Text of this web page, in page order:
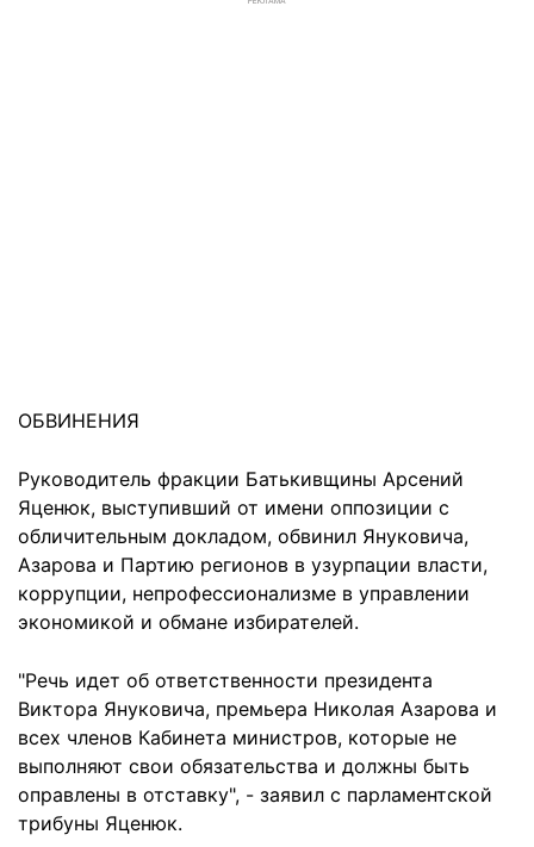
ОБВИНЕНИЯ
Руководитель фракции Батькивщины Арсений
Яценюк, выступивший от имени оппозиции с
обличительным докладом, обвинил Януковича,
Азарова и Партию регионов в узурпации власти,
коррупции, непрофессионализме в управлении
экономикой и обмане избирателей.
"Речь идет об ответственности президента
Виктора Януковича, премьера Николая Азарова и
всех членов Кабинета министров, которые не
выполняют свои обязательства и должны быть
оправлены в отставку", - заявил с парламентской
трибуны Яценюк.